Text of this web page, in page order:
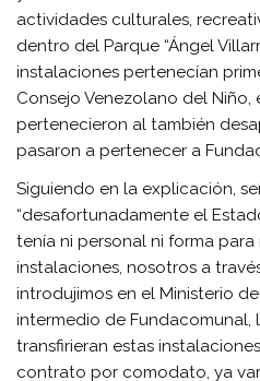
actividades culturales,
dentro del Parque “Ángel
instalaciones pertenecían
Consejo Venezolano del Niño,
pertenecieron al también
pasaron a pertenecer a
Siguiendo en la explicación,
“desafortunadamente el
tenía ni personal ni forma
instalaciones, nosotros a
introdujimos en el Ministerio
intermedio de Fundacomunal,
transfirieran estas
contrato por comodato, ya